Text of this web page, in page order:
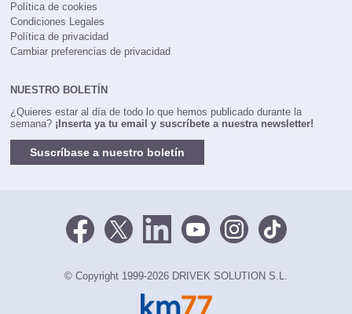
Política de cookies
Condiciones Legales
Política de privacidad
Cambiar preferencias de privacidad
NUESTRO BOLETÍN
¿Quieres estar al día de todo lo que hemos publicado durante la
semana? ¡Inserta ya tu email y suscríbete a nuestra newsletter!
Suscríbase a nuestro boletín
© Copyright 1999-2026 DRIVEK SOLUTION S.L.